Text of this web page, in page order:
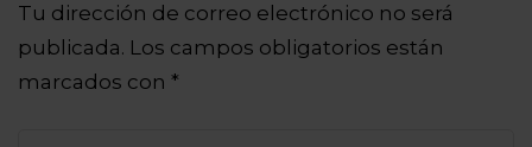
Tu dirección de correo electrónico no será
publicada. Los campos obligatorios están
marcados con *